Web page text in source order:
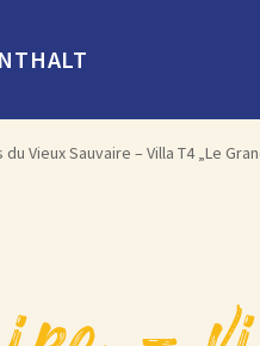
du Vieux Sauvaire – Villa T4 „Le